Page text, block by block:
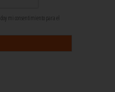
y doy mi consentimiento para el